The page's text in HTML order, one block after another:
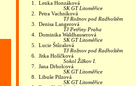
1. Lenka Honzáková
SK GT Litoměřice
2. Petra Vachníková
TJ Rožnov pod Radhoštěm
3. Denisa Langerová
TJ Petřiny Praha
4. Dominika Waldhauserová
SK GT Litoměřice
5. Lucie Štůralová
TJ Rožnov pod Radhoštěm
6. Jitka Holíčková
Sokol Žižkov I.
7. Jana Drholcová
SK GT Litoměřice
8. Libuše Pilzová
SK GT Litoměřice